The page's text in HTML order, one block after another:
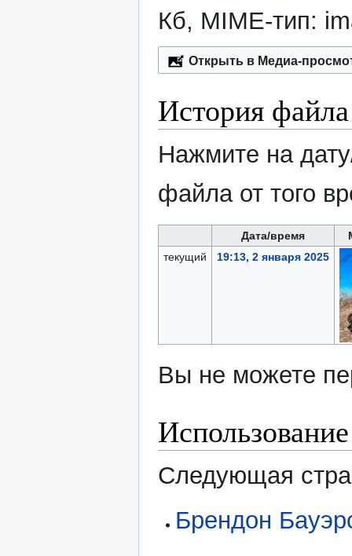
Кб, MIME-тип:
Открыть в Медиа-
История файла
Нажмите на
файла от того
Дата/время
текущий
19:13, 2 января 2025
Вы не можете
Следующая
Брендон